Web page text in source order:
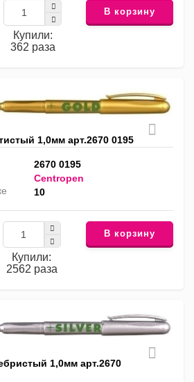
Купили:
362 раза
В корзину
1,0мм арт.2670 0195
2670 0195
Centropen
10
Купили:
2562 раза
В корзину
1,0мм арт.2670